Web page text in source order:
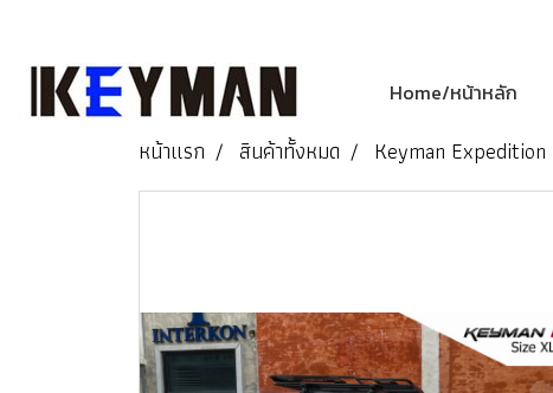
Home/หน้าหลัก
หน้าแรก สินค้าทั้งหมด Keyman Expedition